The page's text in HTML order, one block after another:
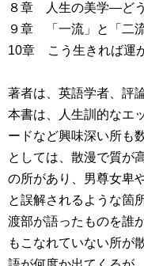
８章 人生の美学―ど
９章 「一流」と「二
10章 こう生きれば運
著者は、英語学者、評
本書は、人生訓的なエ
ードなど興味深い所も
としては、散漫で質が
の所があり、男尊女卑
と誤解されるような箇
渡部が語ったものを誰
もこなれていない所が